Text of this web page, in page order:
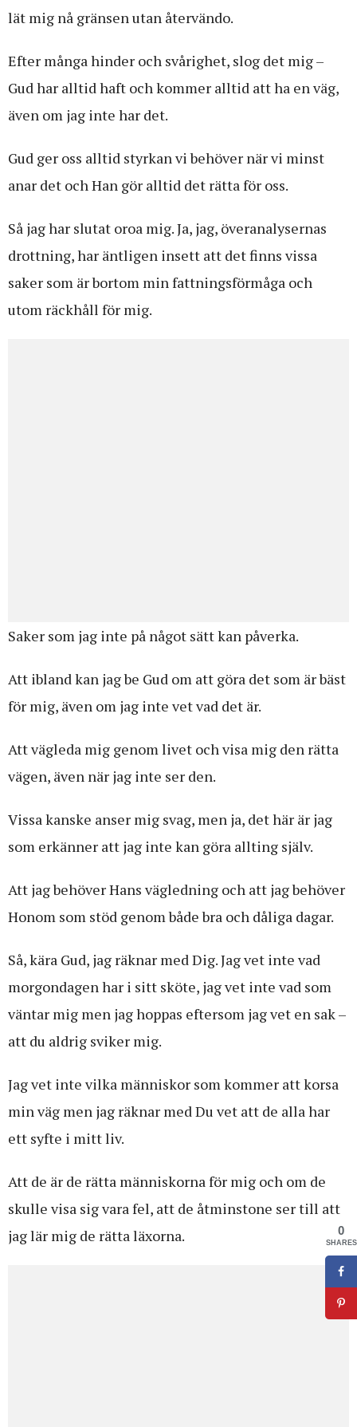
lät mig nå gränsen utan återvändo.
Efter många hinder och svårighet, slog det mig –
Gud har alltid haft och kommer alltid att ha en väg,
även om jag inte har det.
Gud ger oss alltid styrkan vi behöver när vi minst
anar det och Han gör alltid det rätta för oss.
Så jag har slutat oroa mig. Ja, jag, överanalysernas
drottning, har äntligen insett att det finns vissa
saker som är bortom min fattningsförmåga och
utom räckhåll för mig.
Saker som jag inte på något sätt kan påverka.
Att ibland kan jag be Gud om att göra det som är bäst
för mig, även om jag inte vet vad det är.
Att vägleda mig genom livet och visa mig den rätta
vägen, även när jag inte ser den.
Vissa kanske anser mig svag, men ja, det här är jag
som erkänner att jag inte kan göra allting själv.
Att jag behöver Hans vägledning och att jag behöver
Honom som stöd genom både bra och dåliga dagar.
Så, kära Gud, jag räknar med Dig. Jag vet inte vad
morgondagen har i sitt sköte, jag vet inte vad som
väntar mig men jag hoppas eftersom jag vet en sak –
att du aldrig sviker mig.
Jag vet inte vilka människor som kommer att korsa
min väg men jag räknar med Du vet att de alla har
ett syfte i mitt liv.
Att de är de rätta människorna för mig och om de
skulle visa sig vara fel, att de åtminstone ser till att
jag lär mig de rätta läxorna.
0
SHARES